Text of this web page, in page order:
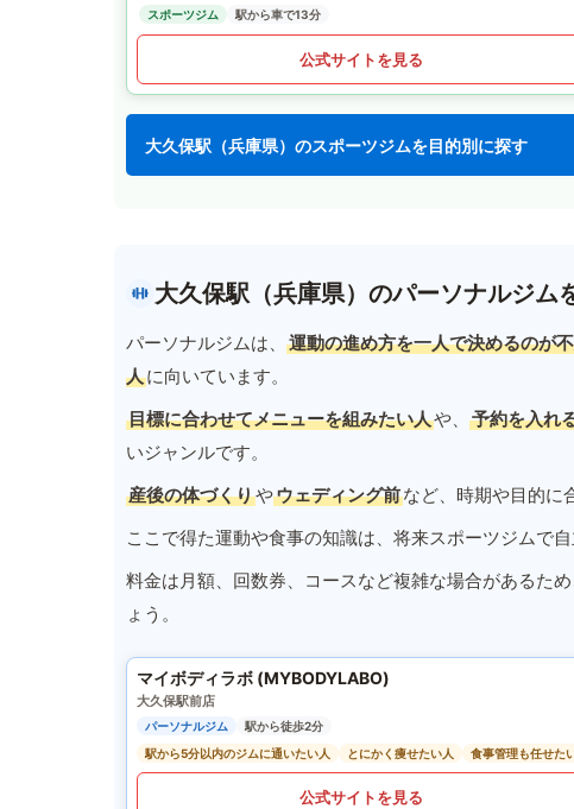
スポーツジム 駅から車で13分
公式サイトを見る
大久保駅（兵庫県）のスポーツジムを目的別に探す
大久保駅（兵庫県）のパーソナルジム
パーソナルジムは、 運動の進め方を一人で決めるのが
人に向いています。
目標に合わせてメニューを組みたい人や、 予約を入れ
いジャンルです。
産後の体づくりやウェディング前など、時期や目的に
ここで得た運動や食事の知識は、将来スポーツジムで
料金は月額、回数券、コースなど複雑な場合があるた
ょう。
マイボディラボ (MYBODYLABO)
大久保駅前店
パーソナルジム
駅から徒歩2分
駅から5分以内のジムに通いたい人
とにかく痩せたい人 食事管理も任せた
公式サイトを見る